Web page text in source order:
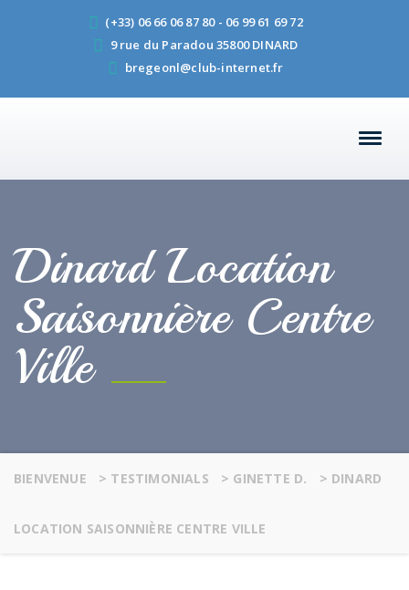
(+33) 06 66 06 87 80 - 06 99 61 69 72
9 rue du Paradou 35800 DINARD
bregeonl@club-internet.fr
Dinard Location
Saisonnière Centre
Ville
BIENVENUE > TESTIMONIALS > GINETTE D. > DINARD
LOCATION SAISONNIÈRE CENTRE VILLE